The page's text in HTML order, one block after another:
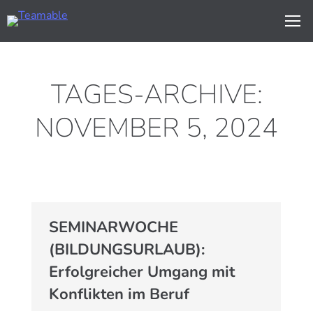
TAGES-ARCHIVE:
NOVEMBER 5, 2024
SEMINARWOCHE
(BILDUNGSURLAUB):
Erfolgreicher Umgang mit
Konflikten im Beruf